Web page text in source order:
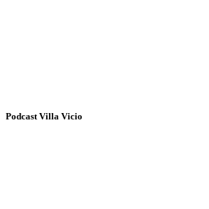
Podcast Villa Vicio